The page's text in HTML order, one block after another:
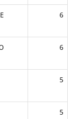
6
6
5
5